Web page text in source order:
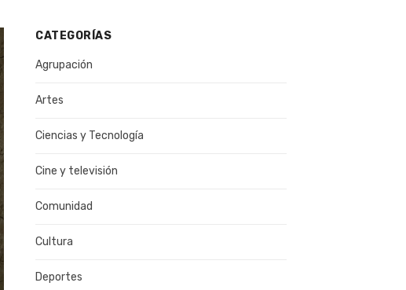
CATEGORÍAS
Agrupación
Artes
Ciencias y Tecnología
Cine y televisión
Comunidad
Cultura
Deportes